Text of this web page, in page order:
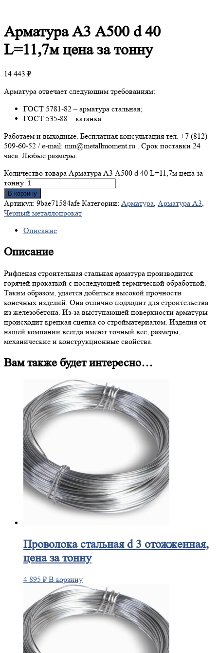
АрматураА3 А500 d 40
L=11,7м цена за тонну
14 443 ₽
Арматура отвечает следующим требованиям:
ГОСТ 5781-82 – арматура стальная;
ГОСТ 535-88 – катанка.
Работаем и выходные. Бесплатная консультация тел. +7 (812)
509-60-52 / e-mail: mm@metallmoment.ru . Срок поставки 24
часа. Любые размеры.
Количество товара Арматура А3 А500 d 40 L=11,7м цена за
тонну
В корзину
Артикул: 9bae71584afe Категории: Арматура, Арматура А3,
Черный металлопрокат
Описание
Описание
Рифленая строительная стальная арматура производится
горячей прокаткой с последующей термической обработкой.
Таким образом, удается добиться высокой прочности
конечных изделий. Она отлично подходит для строительства
из железобетона. Из-за выступающей поверхности арматуры
происходит крепкая сцепка со стройматериалом. Изделия от
нашей компании всегда имеют точный вес, размеры,
механические и конструкционные свойства.
Вам также будет интересно…
Проволокастальная d 3 отожженная,
цена за тонну
4 895 ₽ В корзину